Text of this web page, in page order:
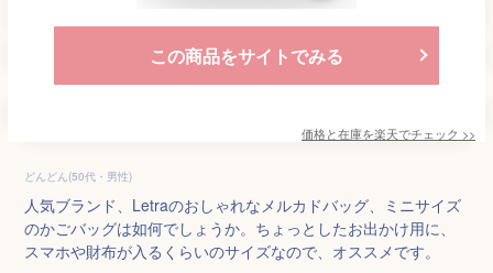
この商品をサイトでみる
価格と在庫を楽天でチェック >>
どんどん(50代・男性)
人気ブランド、Letraのおしゃれなメルカドバッグ、ミニサイズ
のかごバッグは如何でしょうか。ちょっとしたお出かけ用に、
スマホや財布が入るくらいのサイズなので、オススメです。